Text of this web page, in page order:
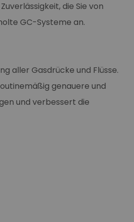
die Sie von
GC-Systeme an.
aller Gasdrücke und Flüsse.
genauere und
und verbessert die